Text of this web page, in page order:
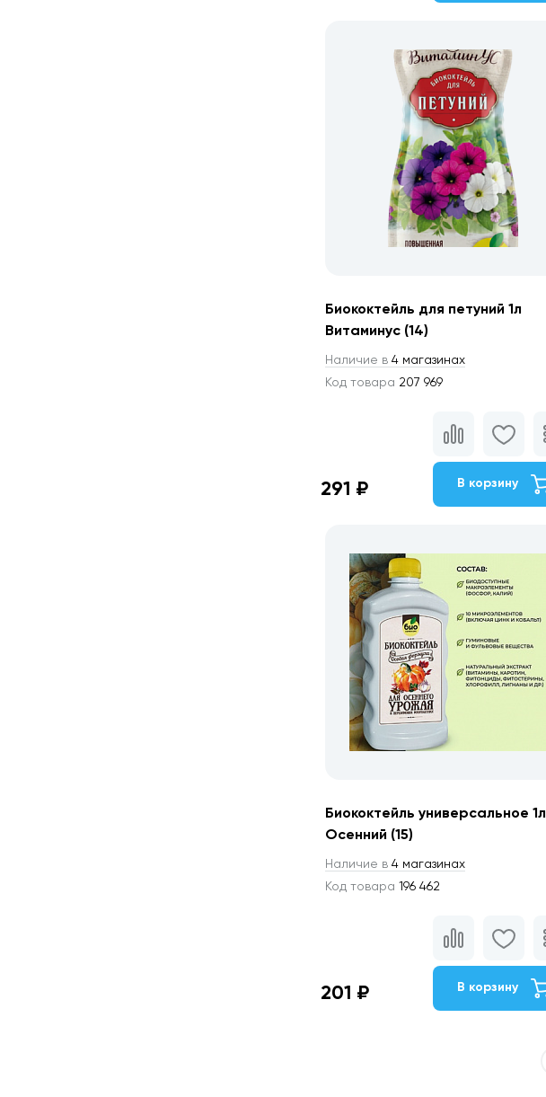
Биококтейль для петуний 1л
Витаминус (14)
Наличие в 4 магазинах
Код товара 207 969
291 ₽ В корзину
Биококтейль универсальное 1л
Осенний (15)
Наличие в 4 магазинах
Код товара 196 462
201 ₽ В корзину